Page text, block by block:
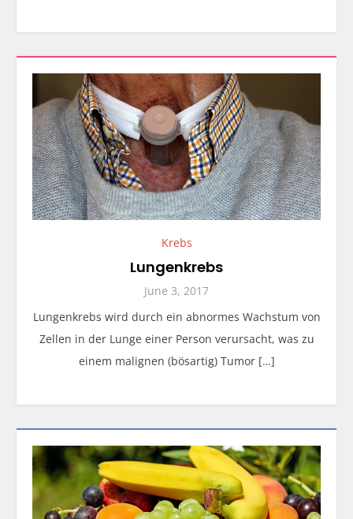
Krebs
Lungenkrebs
June 3, 2017
Lungenkrebs wird durch ein abnormes Wachstum von
Zellen in der Lunge einer Person verursacht, was zu
einem malignen (bösartig) Tumor […]